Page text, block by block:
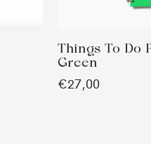
Things To Do
Green
€27,00